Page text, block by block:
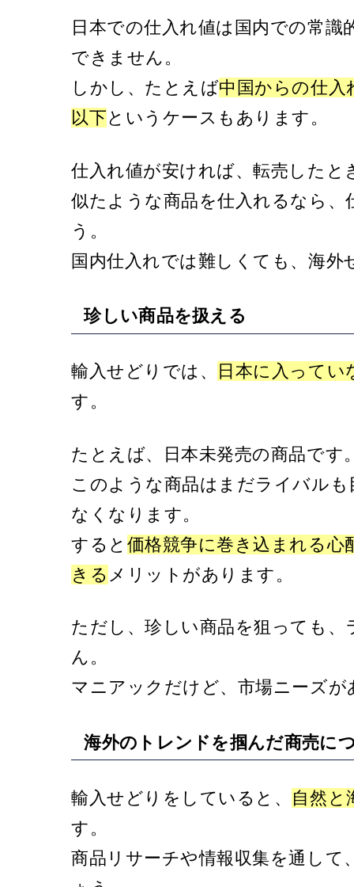
日本での仕入れ値は国内での常
できません。
しかし、たとえば中国からの仕入
以下というケースもあります。
仕入れ値が安ければ、転売した
似たような商品を仕入れるなら
う。
国内仕入れでは難しくても、海
珍しい商品を扱える
輸入せどりでは、
日本に入ってい
す。
たとえば、日本未発売の商品です
このような商品はまだライバル
なくなります。
すると 価格競争に巻き込まれる
きる メリットがあります。
ただし、珍しい商品を狙っても
ん。
マニアックだけど、市場ニーズ
海外のトレンドを掴んだ商売に
輸入せどりをしていると、
自然と
す。
商品リサーチや情報収集を通し